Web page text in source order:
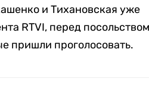
и Тихановская уже
RTVI, перед
пришли проголосовать.